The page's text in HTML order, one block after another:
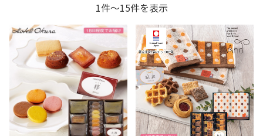
1件～15件を表示